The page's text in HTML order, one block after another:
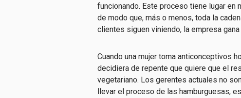
funcionando. Este proceso tiene lugar
de modo que, más o menos, toda la
clientes siguen viniendo, la empresa
Cuando una mujer toma anticonceptivos
decidiera de repente que quiere que el
vegetariano. Los gerentes actuales no
llevar el proceso de las hamburguesas,